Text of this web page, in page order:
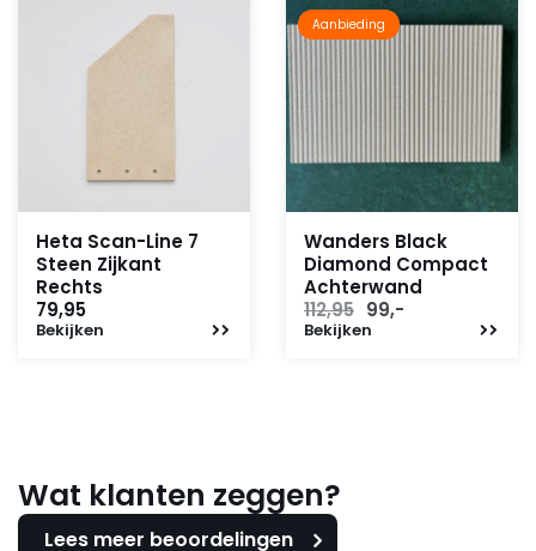
Heta Scan-Line 7
Steen Zijkant
Rechts
79,95
Bekijken
Aanbieding
Wanders Black
Diamond Compact
Achterwand
112,95 Oorspronkelijke
prijs
99,-
Bekijken
Wat klanten zeggen?
Lees meer beoordelingen